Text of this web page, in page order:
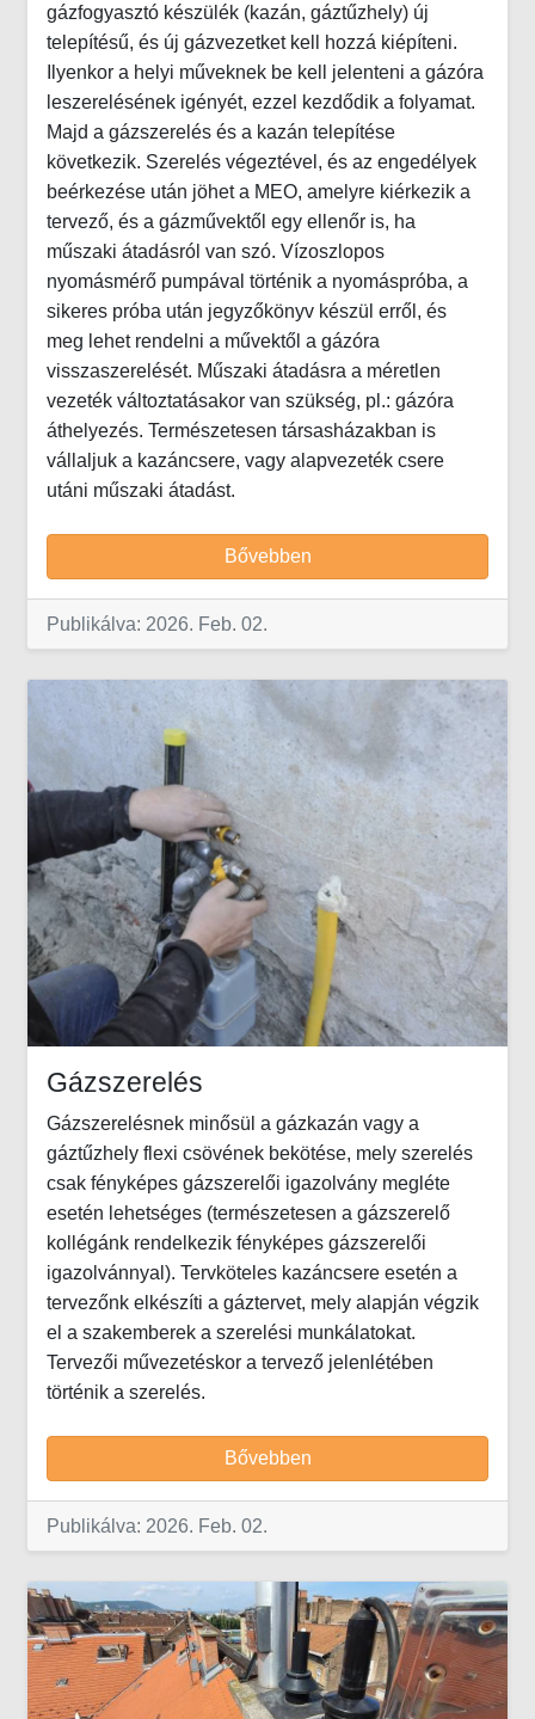
gázfogyasztó készülék (kazán, gáztűzhely) új
telepítésű, és új gázvezetket kell hozzá kiépíteni.
Ilyenkor a helyi műveknek be kell jelenteni a gázóra
leszerelésének igényét, ezzel kezdődik a folyamat.
Majd a gázszerelés és a kazán telepítése
következik. Szerelés végeztével, és az engedélyek
beérkezése után jöhet a MEO, amelyre kiérkezik a
tervező, és a gázművektől egy ellenőr is, ha
műszaki átadásról van szó. Vízoszlopos
nyomásmérő pumpával történik a nyomáspróba, a
sikeres próba után jegyzőkönyv készül erről, és
meg lehet rendelni a művektől a gázóra
visszaszerelését. Műszaki átadásra a méretlen
vezeték változtatásakor van szükség, pl.: gázóra
áthelyezés. Természetesen társasházakban is
vállaljuk a kazáncsere, vagy alapvezeték csere
utáni műszaki átadást.
Bővebben
Publikálva: 2026. Feb. 02.
Gázszerelés
Gázszerelésnek minősül a gázkazán vagy a
gáztűzhely flexi csövének bekötése, mely szerelés
csak fényképes gázszerelői igazolvány megléte
esetén lehetséges (természetesen a gázszerelő
kollégánk rendelkezik fényképes gázszerelői
igazolvánnyal). Tervköteles kazáncsere esetén a
tervezőnk elkészíti a gáztervet, mely alapján végzik
el a szakemberek a szerelési munkálatokat.
Tervezői művezetéskor a tervező jelenlétében
történik a szerelés.
Bővebben
Publikálva: 2026. Feb. 02.